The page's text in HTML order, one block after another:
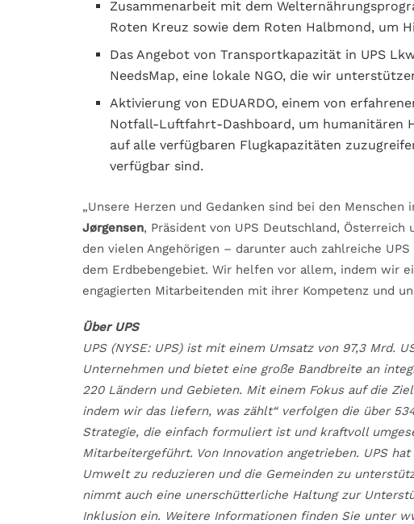
Zusammenarbeit mit dem
Roten Kreuz sowie dem Roten Halbmond, um
Das Angebot von Transportkapazität in UPS
NeedsMap, eine lokale NGO, die wir
Aktivierung von EDUARDO, einem von
Notfall-Luftfahrt-Dashboard, um humanitären
auf alle verfügbaren Flugkapazitäten
verfügbar sind.
„Unsere Herzen und Gedanken sind bei den Menschen
Jørgensen, Präsident von UPS Deutschland,
den vielen Angehörigen – darunter auch zahlreiche
dem Erdbebengebiet. Wir helfen vor allem, indem wir
engagierten Mitarbeitenden mit ihrer Kompetenz und
Über UPS
UPS (NYSE: UPS) ist mit einem Umsatz von 97,3 Mrd.
Unternehmen und bietet eine große Bandbreite an
220 Ländern und Gebieten. Mit einem Fokus auf die
indem wir das liefern, was zählt“ verfolgen die über
Strategie, die einfach formuliert ist und kraftvoll
Mitarbeitergeführt. Von Innovation angetrieben. UPS
Umwelt zu reduzieren und die Gemeinden zu
nimmt auch eine unerschütterliche Haltung zur
Inklusion ein. Weitere Informationen finden Sie unter